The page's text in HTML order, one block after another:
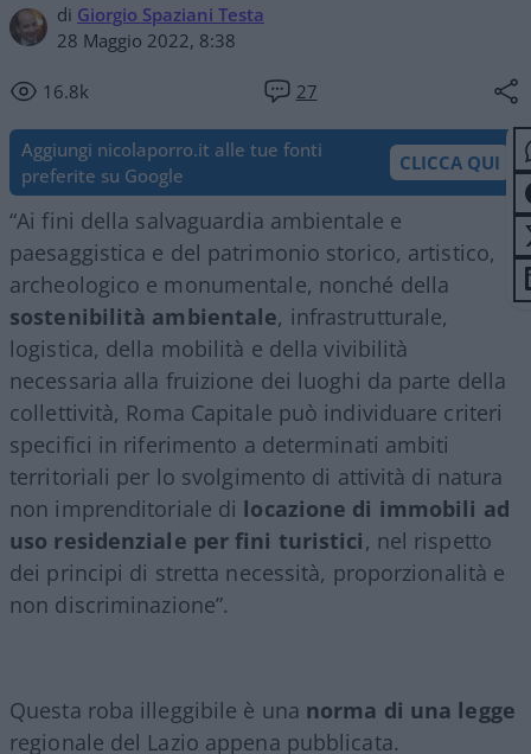
di Giorgio Spaziani Testa
28 Maggio 2022, 8:38
16.8k 27
Aggiungi nicolaporro.it alle tue fonti
preferite su Google
CLICCA QUI
“Ai fini della salvaguardia ambientale e
paesaggistica e del patrimonio storico, artistico,
archeologico e monumentale, nonché della
sostenibilità ambientale, infrastrutturale,
logistica, della mobilità e della vivibilità
necessaria alla fruizione dei luoghi da parte della
collettività, Roma Capitale può individuare criteri
specifici in riferimento a determinati ambiti
territoriali per lo svolgimento di attività di natura
non imprenditoriale di locazione di immobili ad
uso residenziale per fini turistici, nel rispetto
dei principi di stretta necessità, proporzionalità e
non discriminazione”.
Questa roba illeggibile è una norma di una legge
regionale del Lazio appena pubblicata.